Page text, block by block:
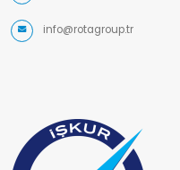
info@rotagroup.tr